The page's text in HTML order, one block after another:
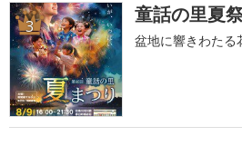
3 童話の里夏
盆地に響きわたる